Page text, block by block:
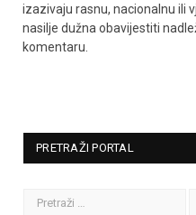
izazivaju rasnu, nacionalnu ili
nasilje dužna obavijestiti
komentaru.
PRETRAŽI PORTAL